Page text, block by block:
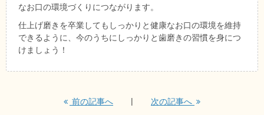
なお口の環境づくりにつながります。
仕上げ磨きを卒業してもしっかりと健康なお口の環境を維持
できるように、今のうちにしっかりと歯磨きの習慣を身につ
けましょう！
前の記事へ 次の記事へ